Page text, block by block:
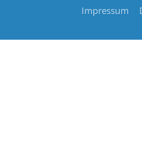
Impressum